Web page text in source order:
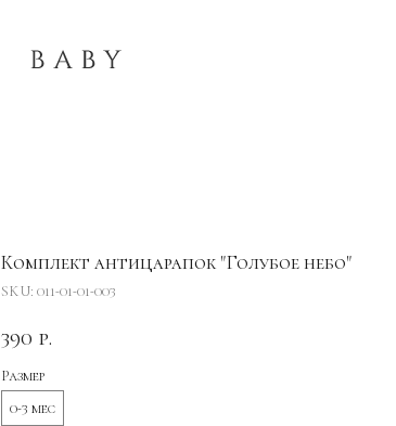
Комплект антицарапок "Голубое небо"
SKU: 011-01-01-003
390 р.
Размер
0-3 мес